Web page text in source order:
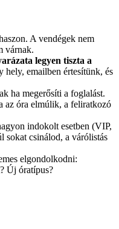
A vendégek nem
várnak.
legyen tiszta a
hely, emailben értesítünk, és
ha megerősíti a foglalást.
az óra elmúlik, a feliratkozó
indokolt esetben (VIP,
sokat csinálod, a várólistás
elgondolkodni:
Új óratípus?